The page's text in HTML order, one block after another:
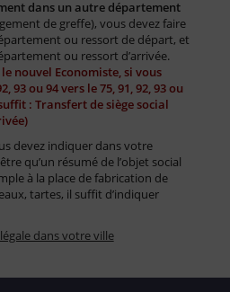
dans un autre département
de greffe), vous devez faire
ou ressort de départ, et
ou ressort d’arrivée.
nouvel Economiste, si vous
93 ou 94 vers le 75, 91, 92, 93 ou
: Transfert de siège social
devez indiquer dans votre
qu’un résumé de l’objet social
à la place de fabrication de
tartes, il suffit d’indiquer
dans votre ville